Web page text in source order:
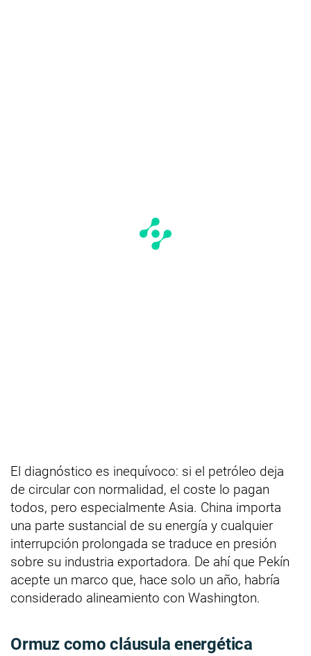
El diagnóstico es inequívoco: si el petróleo deja
de circular con normalidad, el coste lo pagan
todos, pero especialmente Asia. China importa
una parte sustancial de su energía y cualquier
interrupción prolongada se traduce en presión
sobre su industria exportadora. De ahí que Pekín
acepte un marco que, hace solo un año, habría
considerado alineamiento con Washington.
Ormuz como cláusula energética